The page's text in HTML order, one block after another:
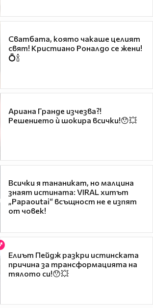
Сватбата, която чакаше целият
свят! Кристиано Роналдо се жени!
💍🍾
Ариана Гранде изчезва?!
Решението ѝ шокира всички!😯💥
Всички я тананикат, но малцина
знаят истината: VIRAL хитът
„Papaoutai“ всъщност не е изпят
от човек!
Елиът Пейдж разкри истинската
причина за трансформацията на
тялото си!😯💥